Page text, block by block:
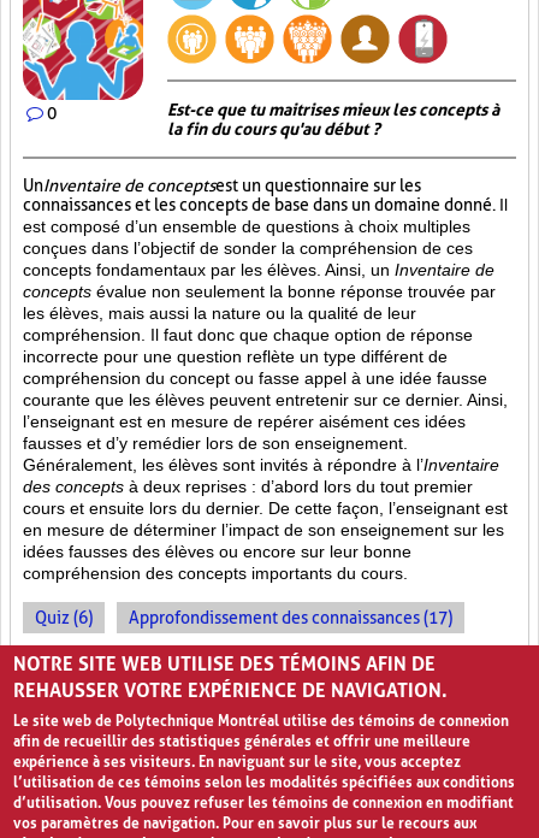
0
Est-ce que tu maitrises mieux les concepts à
la fin du cours qu'au début ?
UnInventaire de conceptsest un questionnaire sur les
connaissances et les concepts de base dans un domaine donné. Il
est composé d’un ensemble de questions à choix multiples
conçues dans l’objectif de sonder la compréhension de ces
concepts fondamentaux par les élèves. Ainsi, un Inventaire de
concepts évalue non seulement la bonne réponse trouvée par
les élèves, mais aussi la nature ou la qualité de leur
compréhension. Il faut donc que chaque option de réponse
incorrecte pour une question reflète un type différent de
compréhension du concept ou fasse appel à une idée fausse
courante que les élèves peuvent entretenir sur ce dernier. Ainsi,
l’enseignant est en mesure de repérer aisément ces idées
fausses et d’y remédier lors de son enseignement.
Généralement, les élèves sont invités à répondre à l’Inventaire
des concepts à deux reprises : d’abord lors du tout premier
cours et ensuite lors du dernier. De cette façon, l’enseignant est
en mesure de déterminer l’impact de son enseignement sur les
idées fausses des élèves ou encore sur leur bonne
compréhension des concepts importants du cours.
Quiz (6) Approfondissement des connaissances (17)
Évolution des apprentissages (2)
NOTRE SITE WEB UTILISE DES TÉMOINS AFIN DE
REHAUSSER VOTRE EXPÉRIENCE DE NAVIGATION.
Le site web de Polytechnique Montréal utilise des témoins de connexion
afin de recueillir des statistiques générales et offrir une meilleure
expérience à ses visiteurs. En naviguant sur le site, vous acceptez
l’utilisation de ces témoins selon les modalités spécifiées aux conditions
d’utilisation. Vous pouvez refuser les témoins de connexion en modifiant
vos paramètres de navigation. Pour en savoir plus sur le recours aux